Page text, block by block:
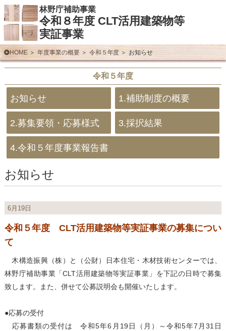
林野庁補助事業
令和８年度 CLT活用建築物等
実証事業
HOME 年度事業の概要 令和５年度 お知らせ
令和５年度
お知らせ 1.補助制度の概要
2.募集要領・応募様式 3.採択結果
4.令和５年度事業報告書
お知らせ
6月19日
令和５年度 CLT活用建築物等実証事業の募集につい
て
木構造振興（株）と（公財）日本住宅・木材技術センターでは、
林野庁補助事業「CLT活用建築物等実証事業」を下記の日時で募集
致します。また、併せて公募説明会も開催いたします。
●応募の受付
応募書類の受付は 令和5年6月19日（月）～令和5年7月31日